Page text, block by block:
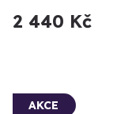
2 440 Kč
AKCE